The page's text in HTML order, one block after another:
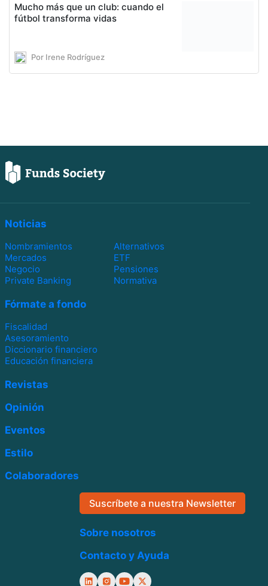
Mucho más que un club: cuando el
fútbol transforma vidas
Por Irene Rodríguez
Noticias
Nombramientos
Alternativos
Mercados
ETF
Negocio
Pensiones
Private Banking
Normativa
Fórmate a fondo
Fiscalidad
Asesoramiento
Diccionario financiero
Educación financiera
Revistas
Opinión
Eventos
Estilo
Colaboradores
Suscríbete a nuestra Newsletter
Sobre nosotros
Contacto y Ayuda